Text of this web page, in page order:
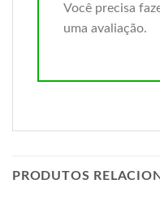
Você precisa
uma avaliação.
PRODUTOS